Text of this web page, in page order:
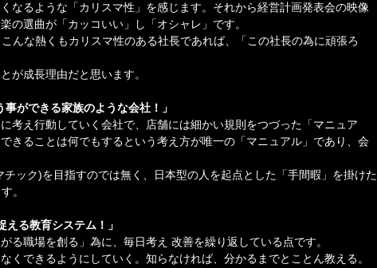
なるような「カリスマ性」を感じます。それから経営計画発表会の映像
の選曲が「カッコいい」し「オシャレ」です。
んな熱くもカリスマ性のある社長であれば、「この社長の為に頑張ろ
が成長理由だと思います。
ができる家族のような会社！」
考え行動していく会社で、店舗には細かい規則をつづった「マニュア
きることは何でもするという考え方が唯一の「マニュアル」であり、会
ック)を目指すのでは無く、日本型の人を起点とした「手間暇」を掛けた
。
る教育システム！」
る職場を創る」為に、毎日考え 改善を繰り返している点です。
くできるようにしていく。知らなければ、分かるまでとことん教える。